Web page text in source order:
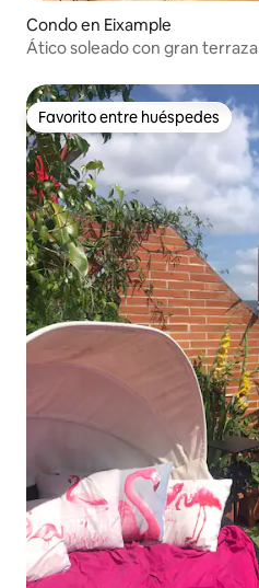
Condo en Eixample
Ático soleado con gran terraza
Favorito entre huéspedes
Favorito entre huéspedes